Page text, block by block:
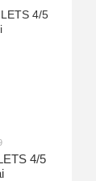
4/5